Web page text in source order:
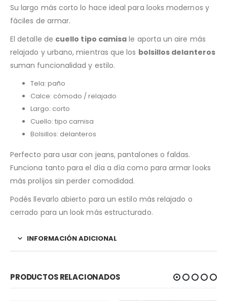
Su largo más corto lo hace ideal para looks modernos y
fáciles de armar.
El detalle de cuello tipo camisa le aporta un aire más
relajado y urbano, mientras que los bolsillos delanteros
suman funcionalidad y estilo.
Tela: paño
Calce: cómodo / relajado
Largo: corto
Cuello: tipo camisa
Bolsillos: delanteros
Perfecto para usar con jeans, pantalones o faldas.
Funciona tanto para el día a día como para armar looks
más prolijos sin perder comodidad.
Podés llevarlo abierto para un estilo más relajado o
cerrado para un look más estructurado.
INFORMACIÓN ADICIONAL
PRODUCTOS RELACIONADOS